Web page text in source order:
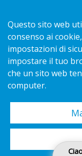
Informativa sulla
Cookies
Copyright 2026
Questo sito web
consenso ai
impostazioni di
impostare il tuo
che un sito web
computer.